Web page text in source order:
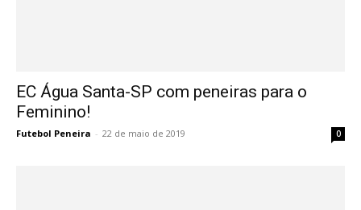
EC Água Santa-SP com peneiras para o
Feminino!
Futebol Peneira - 22 de maio de 2019 0